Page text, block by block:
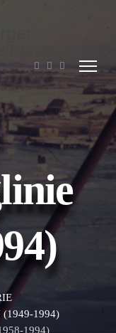
(1949-1994)
1994)